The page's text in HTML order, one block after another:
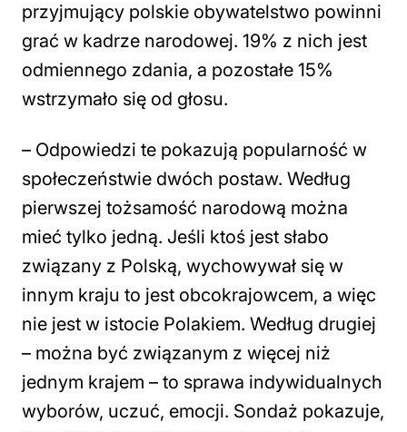
przyjmujący polskie obywatelstwo powinni
grać w kadrze narodowej. 19% z nich jest
odmiennego zdania, a pozostałe 15%
wstrzymało się od głosu.
– Odpowiedzi te pokazują popularność w
społeczeństwie dwóch postaw. Według
pierwszej tożsamość narodową można
mieć tylko jedną. Jeśli ktoś jest słabo
związany z Polską, wychowywał się w
innym kraju to jest obcokrajowcem, a więc
nie jest w istocie Polakiem. Według drugiej
– można być związanym z więcej niż
jednym krajem – to sprawa indywidualnych
wyborów, uczuć, emocji. Sondaż pokazuje,